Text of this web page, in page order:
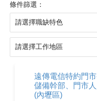
條件篩選：
遠傳電信特約門
儲備幹部、門市
(內壢區)